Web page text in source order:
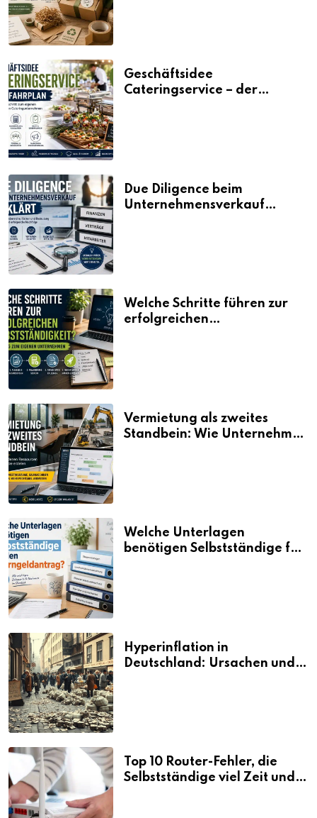
Geschäftsidee
Cateringservice – der
Due Diligence beim
Unternehmensverkauf
Welche Schritte führen zur
erfolgreichen
Vermietung als zweites
Standbein: Wie Unternehmen
Welche Unterlagen
benötigen Selbstständige für
Hyperinflation in
Deutschland: Ursachen und
Top 10 Router-Fehler, die
Selbstständige viel Zeit und